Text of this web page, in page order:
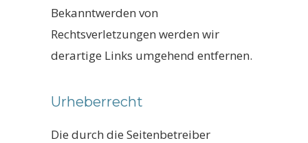
Bekanntwerden von
Rechtsverletzungen werden wir
derartige Links umgehend entfernen.
Urheberrecht
Die durch die Seitenbetreiber